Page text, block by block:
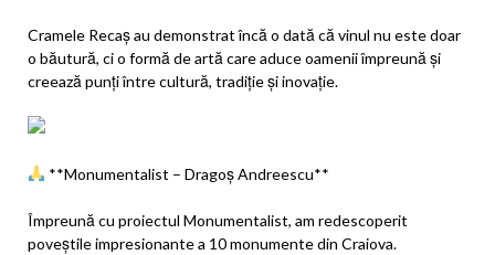
Cramele Recaș au demonstrat încă o dată că vinul nu este doar
o băutură, ci o formă de artă care aduce oamenii împreună și
creează punți între cultură, tradiție și inovație.
**Monumentalist – Dragoș Andreescu**
Împreună cu proiectul Monumentalist, am redescoperit
poveștile impresionante a 10 monumente din Craiova.